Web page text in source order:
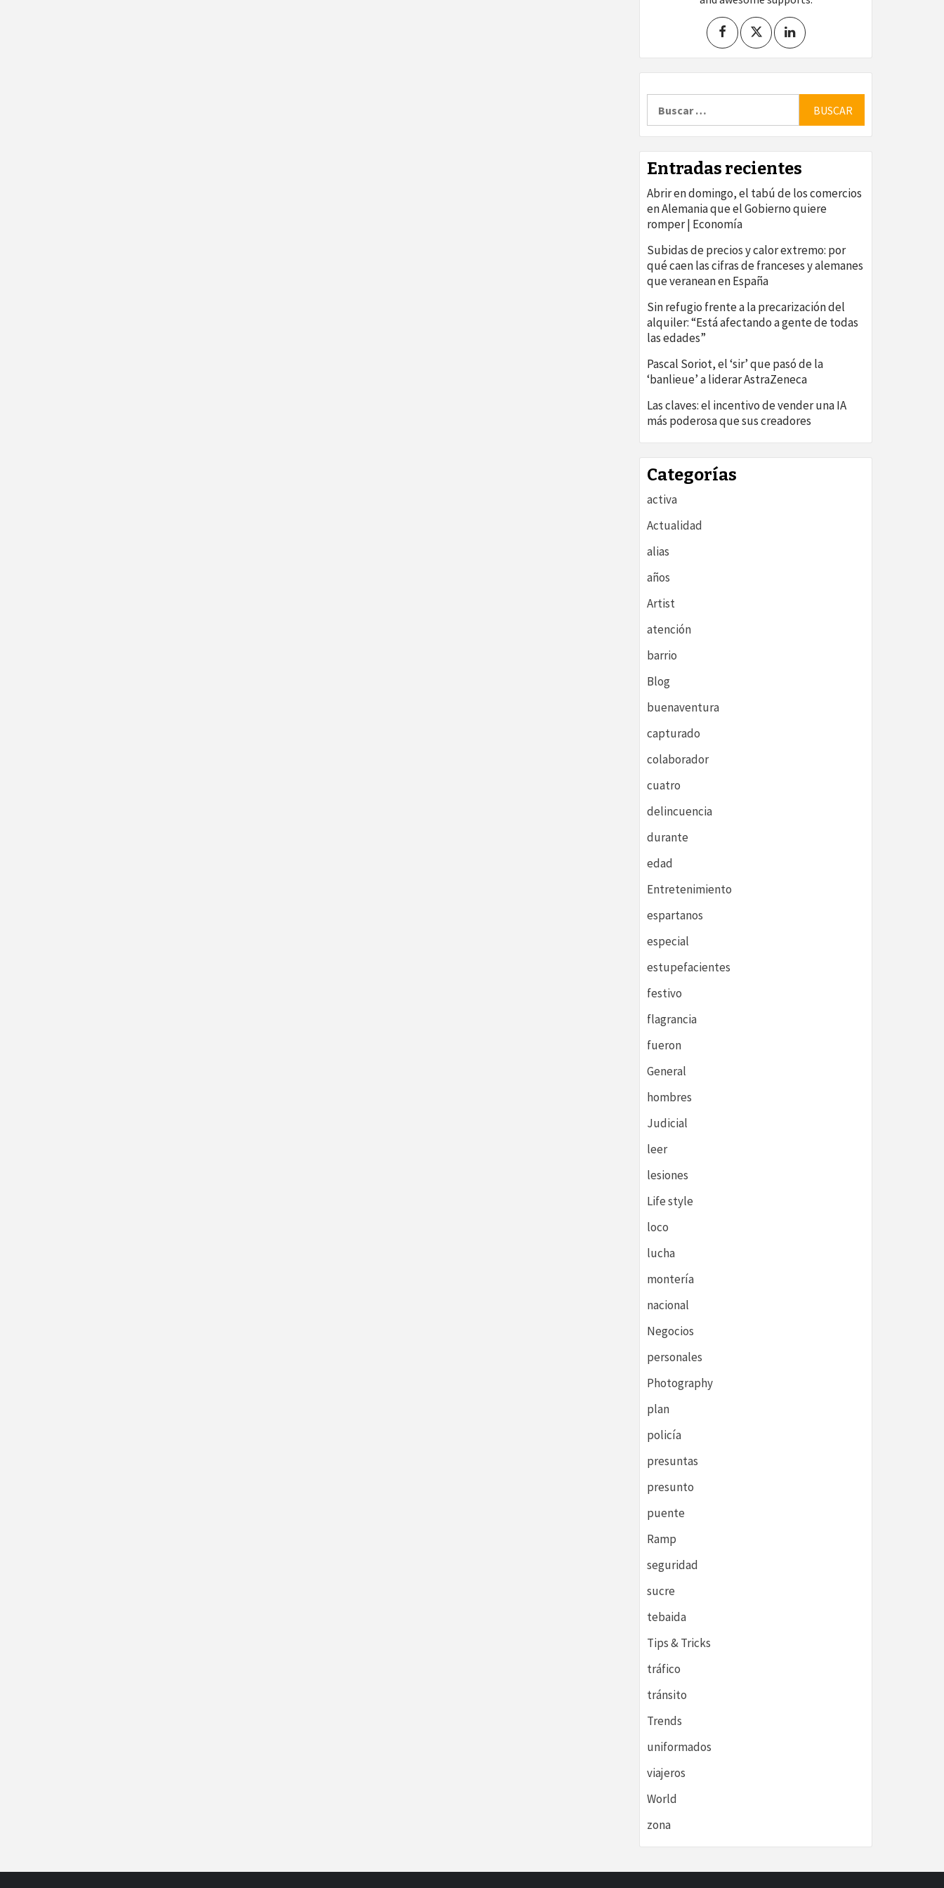
Entradas recientes
Abrir en domingo, el tabú de los comercios
en Alemania que el Gobierno quiere
romper | Economía
Subidas de precios y calor extremo: por
qué caen las cifras de franceses y alemanes
que veranean en España
Sin refugio frente a la precarización del
alquiler: “Está afectando a gente de todas
las edades”
Pascal Soriot, el ‘sir’ que pasó de la
‘banlieue’ a liderar AstraZeneca
Las claves: el incentivo de vender una IA
más poderosa que sus creadores
Categorías
activa
Actualidad
alias
años
Artist
atención
barrio
Blog
buenaventura
capturado
colaborador
cuatro
delincuencia
durante
edad
Entretenimiento
espartanos
especial
estupefacientes
festivo
flagrancia
fueron
General
hombres
Judicial
leer
lesiones
Life style
loco
lucha
montería
nacional
Negocios
personales
Photography
plan
policía
presuntas
presunto
puente
Ramp
seguridad
sucre
tebaida
Tips & Tricks
tráfico
tránsito
Trends
uniformados
viajeros
World
zona